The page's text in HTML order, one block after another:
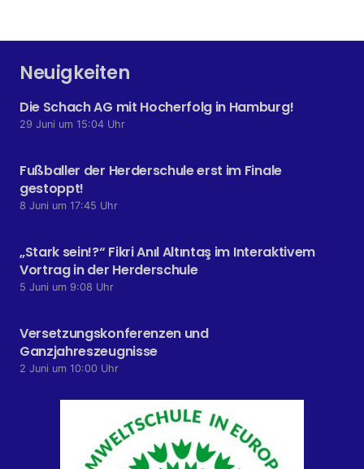
Neuigkeiten
Die Schach AG mit Hocherfolg in Hamburg!
29 Juni um 15:04 Uhr
Fußballer der Herderschule erst im Finale
gestoppt!
8 Juni um 17:45 Uhr
„Stark sein!?“ Fikri Anıl Altıntaş im Interaktivem
Vortrag in der Herderschule
5 Juni um 9:08 Uhr
Versetzungskonferenzen und
Ganzjahreszeugnisse
2 Juni um 10:00 Uhr